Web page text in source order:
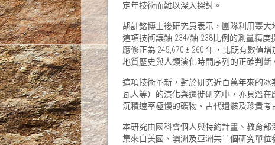
定年技術而難以深入探討。
胡訓銘博士後研究員表示，團隊利用臺大
這項技術讓鈾-234/鈾-238比例的測量精
應修正為 245,670 ± 260 年，比既有數值
地質歷史與人類演化時間序列的正確判斷
這項技術革新，對於研究近百萬年來的
瓦人等）的演化與遷徙研究中，亦具潛
沉積速率極慢的礦物、古代遺骸及珍貴考
本研究由國科會個人與特約計畫、教育
集來自美國、澳洲及亞洲共11個研究單